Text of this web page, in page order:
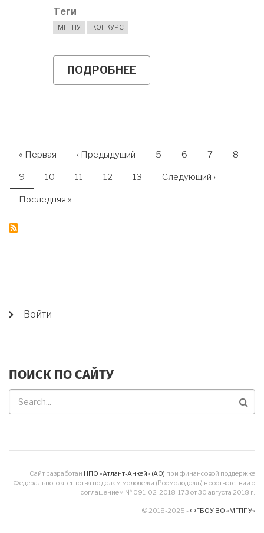
Теги
МГППУ КОНКУРС
ПОДРОБНЕЕ
КОНКУРС
НУМЕРАЦИЯ
Первая
« Первая ←
‹ Предыдущий Страница
5 Страница
6 Страница
7 8
Текущая
страница
9 Страница
10 Страница
11 Страница
12 Страница
13
Следующая
Следующий ›
Последняя
Последняя »
USER
Войти
ПОИСК ПО САЙТУ
по
Сайт разработан НПО «Атлант-Анкей» (АО) при финансовой поддержке
Федерального агентства по делам молодежи (Росмолодежь) в соответствии с
соглашением № 091-02-2018-173 от 30 августа 2018 г.
© 2018-2025 - ФГБОУ ВО «МГППУ»